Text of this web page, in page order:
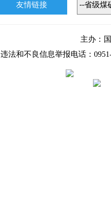
友情链接
主办：
违法和不良信息举报电话：